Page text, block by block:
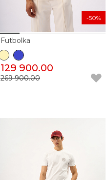
Futbolka
129 900.00
269 900.00
-50%